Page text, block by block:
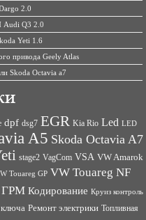
2.0
Audi Q3 2.0
Yeti 1.6
привода Geely Atlas
Skoda Octavia a7
dpf dsg7 EGR Kia Rio Led LED
A5 Skoda Octavia A7
stage2 VagCom VSA VW Amarok
Touareg GP VW Touareg NF
ГРМ Кодирование Круиз контроль
Ремонт электрики Топливная